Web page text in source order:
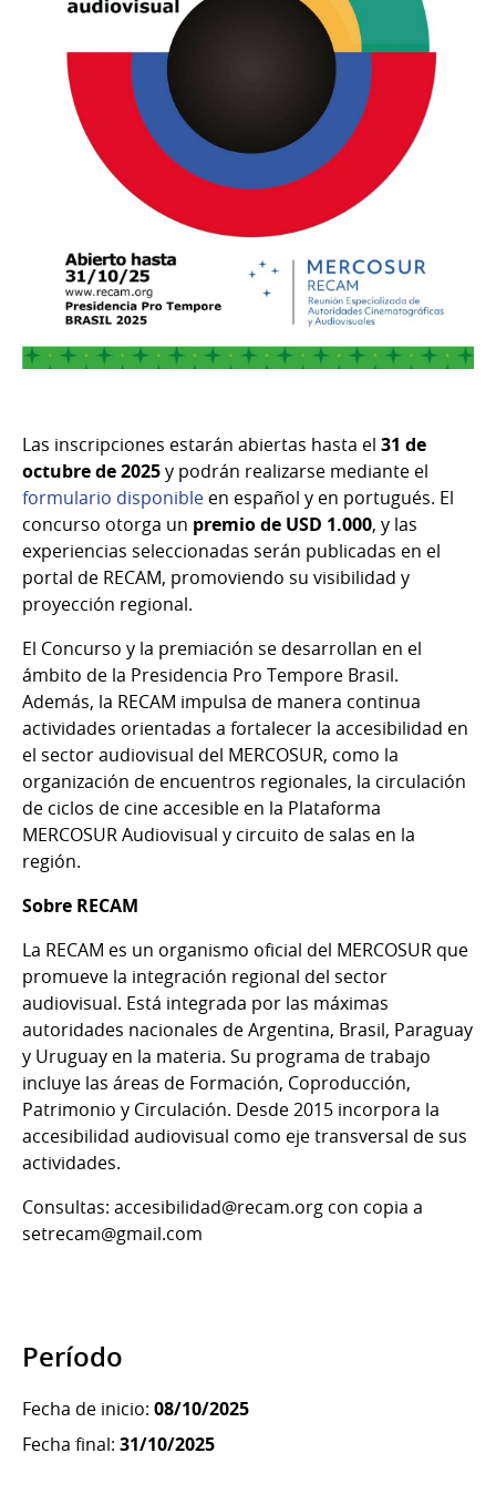
Las inscripciones estarán abiertas hasta el 31 de
octubre de 2025y podrán realizarse mediante el
formulario disponible en español y en portugués. El
concurso otorga un premio de USD 1.000, y las
experiencias seleccionadas serán publicadas en el
portal de RECAM, promoviendo su visibilidad y
proyección regional.
El Concurso y la premiación se desarrollan en el
ámbito de la Presidencia Pro Tempore Brasil.
Además, la RECAM impulsa de manera continua
actividades orientadas a fortalecer la accesibilidad en
el sector audiovisual del MERCOSUR, como la
organización de encuentros regionales, la circulación
de ciclos de cine accesible en la Plataforma
MERCOSUR Audiovisual y circuito de salas en la
región.
Sobre RECAM
La RECAM es un organismo oficial del MERCOSUR que
promueve la integración regional del sector
audiovisual. Está integrada por las máximas
autoridades nacionales de Argentina, Brasil, Paraguay
y Uruguay en la materia. Su programa de trabajo
incluye las áreas de Formación, Coproducción,
Patrimonio y Circulación. Desde 2015 incorpora la
accesibilidad audiovisual como eje transversal de sus
actividades.
Consultas: accesibilidad@recam.org con copia a
setrecam@gmail.com
Período
Fecha de inicio: 08/10/2025
Fecha final: 31/10/2025